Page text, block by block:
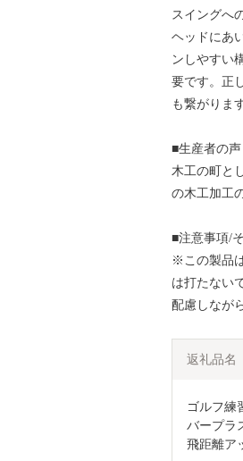
スイングへ
ヘッドにあ
ンしやすい
要です。正
も繋がりま
■生産者の声
木工の町と
の木工加工
■注意事項/
※この製品
は打たない
配慮しなが
返礼品名
ゴルフ練
バープラ
飛距離ア